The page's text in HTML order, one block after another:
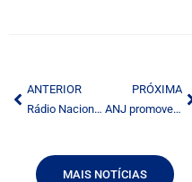
ANTERIOR
Rádio Nacional abre inscrições para a 16ª edição de seu Festival de Música
PRÓXIMA
ANJ promove evento sobre comportamento da audiência e formatos que engajam
MAIS NOTÍCIAS